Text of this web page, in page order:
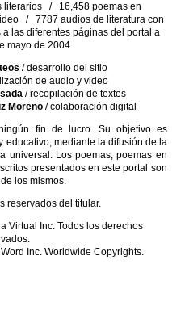
/ 16,458 poemas en
/ 7787 audios de literatura con
las diferentes páginas del portal a
mayo de 2004
/ desarrollo del sitio
de audio y video
/ recopilación de textos
Moreno/ colaboración digital
fin de lucro. Su objetivo es
educativo, mediante la difusión de la
universal. Los poemas, poemas en
presentados en este portal son
los mismos.
reservados del titular.
Virtual Inc. Todos los derechos
Inc. Worldwide Copyrights.